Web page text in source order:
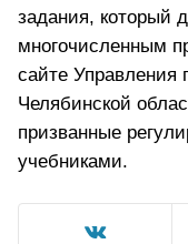
задания, который
многочисленным
сайте Управления
Челябинской
призванные
учебниками.